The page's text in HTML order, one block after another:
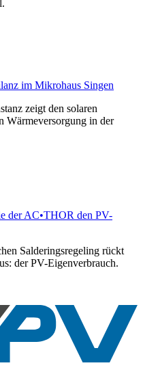
im Mikrohaus Singen
zeigt den solaren
Wärmeversorgung in der
der AC•THOR den PV-
Salderingsregeling rückt
der PV-Eigenverbrauch.